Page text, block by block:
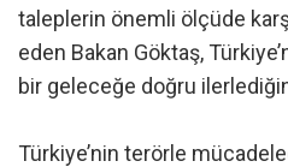
taleplerin önemli ölçüde
eden Bakan Göktaş,
bir geleceğe doğru
Türkiye’nin terörle